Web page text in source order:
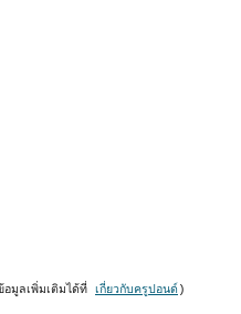
มูลเพิ่มเติมได้ที่ เกี่ยวกับครูปอนด์ )